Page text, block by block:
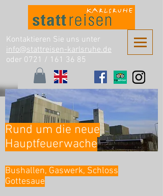
Kontaktieren Sie uns unter
info@stattreisen-karlsruhe.de
oder 0721 / 161 36 85
Rund um die neue
Hauptfeuerwache
Bushallen, Gaswerk, Schloss
Gottesaue